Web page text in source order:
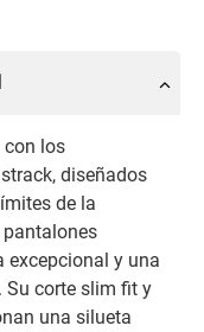
con los
diseñados
de la
pantalones
excepcional y una
Su corte slim fit y
una silueta